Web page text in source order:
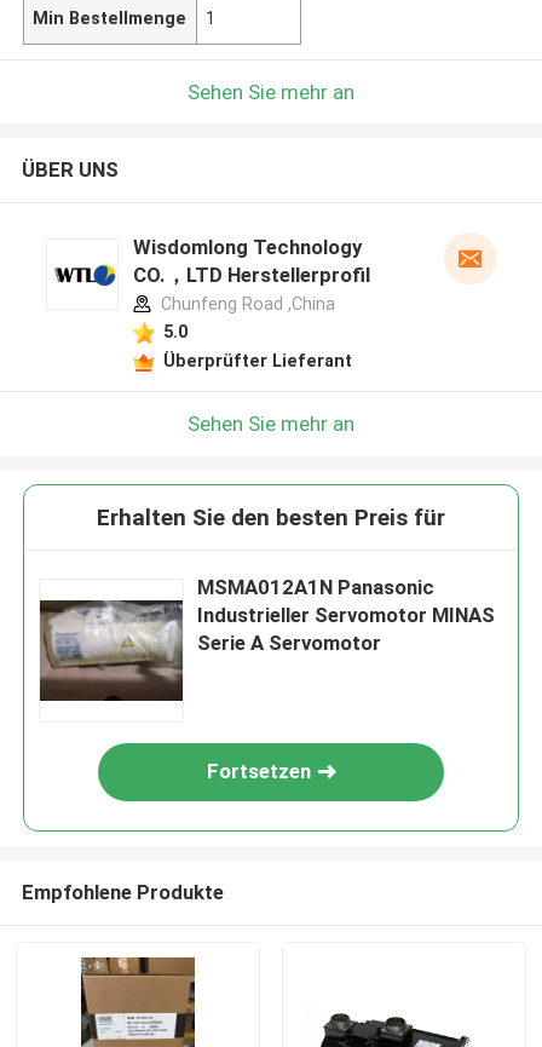
Min Bestellmenge 1
Sehen Sie mehr an
ÜBER UNS
Wisdomlong Technology
CO.，LTD Herstellerprofil
Chunfeng Road ,China
5.0
Überprüfter Lieferant
Sehen Sie mehr an
Erhalten Sie den besten Preis für
MSMA012A1N Panasonic
Industrieller Servomotor MINAS
Serie A Servomotor
Fortsetzen
Empfohlene Produkte